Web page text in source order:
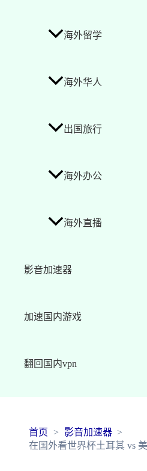
海外留学
海外华人
出国旅行
海外办公
海外直播
影音加速器
加速国内游戏
翻回国内vpn
首页
影音加速器
在国外看世界杯土耳其 vs